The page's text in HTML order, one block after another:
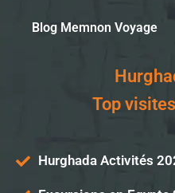
Blog Memnon Voyage
Top
Hurghada Activités